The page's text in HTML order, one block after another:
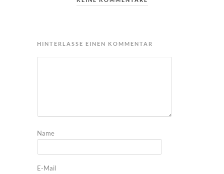
HINTERLASSE EINEN KOMMENTAR
Name
E-Mail